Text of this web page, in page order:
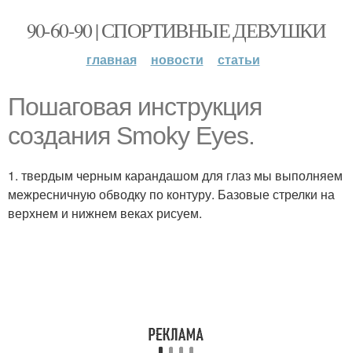
90-60-90 | СПОРТИВНЫЕ ДЕВУШКИ
главная новости статьи
Пошаговая инструкция
создания Smoky Eyes.
1. твердым черным карандашом для глаз мы выполняем
межресничную обводку по контуру. Базовые стрелки на
верхнем и нижнем веках рисуем.